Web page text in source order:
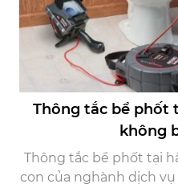
Thông tắc bể phốt
không
Thông tắc bể phốt tại
con của nghành dịch